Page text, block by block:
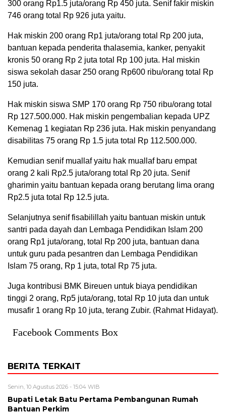
300 orang Rp1.5 juta/orang Rp 450 juta. Senif fakir miskin
746 orang total Rp 926 juta yaitu.
Hak miskin 200 orang Rp1 juta/orang total Rp 200 juta,
bantuan kepada penderita thalasemia, kanker, penyakit
kronis 50 orang Rp 2 juta total Rp 100 juta. Hal miskin
siswa sekolah dasar 250 orang Rp600 ribu/orang total Rp
150 juta.
Hak miskin siswa SMP 170 orang Rp 750 ribu/orang total
Rp 127.500.000. Hak miskin pengembalian kepada UPZ
Kemenag 1 kegiatan Rp 236 juta. Hak miskin penyandang
disabilitas 75 orang Rp 1.5 juta total Rp 112.500.000.
Kemudian senif muallaf yaitu hak muallaf baru empat
orang 2 kali Rp2.5 juta/orang total Rp 20 juta. Senif
gharimin yaitu bantuan kepada orang berutang lima orang
Rp2.5 juta total Rp 12.5 juta.
Selanjutnya senif fisabilillah yaitu bantuan miskin untuk
santri pada dayah dan Lembaga Pendidikan Islam 200
orang Rp1 juta/orang, total Rp 200 juta, bantuan dana
untuk guru pada pesantren dan Lembaga Pendidikan
Islam 75 orang, Rp 1 juta, total Rp 75 juta.
Juga kontribusi BMK Bireuen untuk biaya pendidikan
tinggi 2 orang, Rp5 juta/orang, total Rp 10 juta dan untuk
musafir 1 orang Rp 10 juta, terang Zubir. (Rahmat Hidayat).
Facebook Comments Box
BERITA TERKAIT
Senin, 10 Agustus 2026 - 15:04 WIB
Bupati Letak Batu Pertama Pembangunan Rumah
Bantuan Perkim